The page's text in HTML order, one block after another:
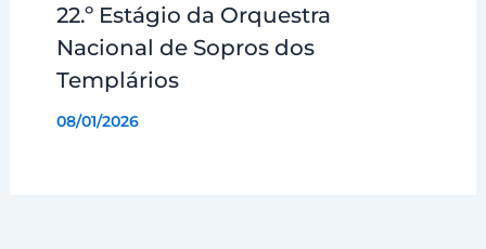
22.º Estágio da Orquestra
Nacional de Sopros dos
Templários
08/01/2026